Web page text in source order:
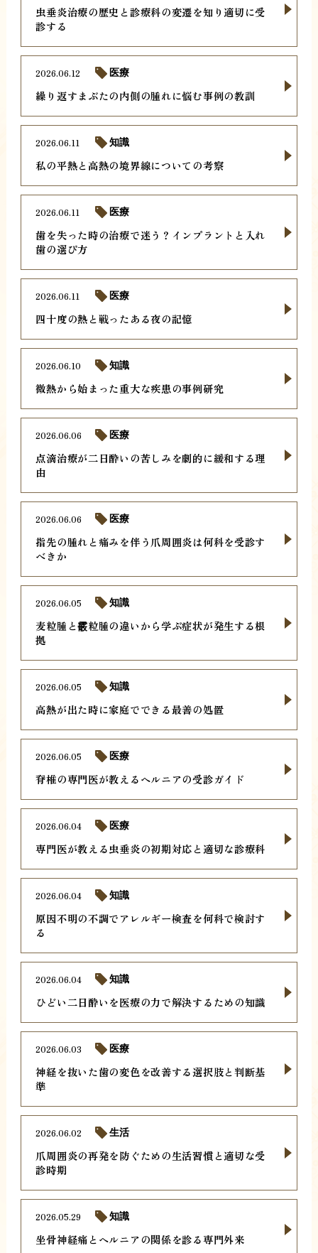
虫垂炎治療の歴史と診療科の変遷を知り適切に受
診する
繰り返すまぶたの内側の腫れに悩む事例の教訓
2026.06.12 医療
私の平熱と高熱の境界線についての考察
2026.06.11 知識
歯を失った時の治療で迷う？インプラントと入れ
歯の選び方
2026.06.11 医療
四十度の熱と戦ったある夜の記憶
2026.06.11 医療
微熱から始まった重大な疾患の事例研究
2026.06.10 知識
点滴治療が二日酔いの苦しみを劇的に緩和する理
由
2026.06.06 医療
指先の腫れと痛みを伴う爪周囲炎は何科を受診す
べきか
2026.06.06 医療
麦粒腫と霰粒腫の違いから学ぶ症状が発生する根
拠
2026.06.05 知識
高熱が出た時に家庭でできる最善の処置
2026.06.05 知識
脊椎の専門医が教えるヘルニアの受診ガイド
2026.06.05 医療
専門医が教える虫垂炎の初期対応と適切な診療科
2026.06.04 医療
原因不明の不調でアレルギー検査を何科で検討す
る
2026.06.04 知識
ひどい二日酔いを医療の力で解決するための知識
2026.06.04 知識
神経を抜いた歯の変色を改善する選択肢と判断基
準
2026.06.03 医療
爪周囲炎の再発を防ぐための生活習慣と適切な受
診時期
2026.06.02 生活
坐骨神経痛とヘルニアの関係を診る専門外来
2026.05.29 知識